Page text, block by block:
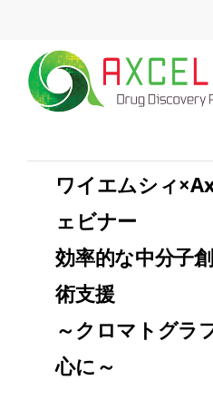
content
ニュース
採用情報
お問合せ
ワイエムシィ
ェビナー
効率的な中分子
術支援
～クロマトグラ
心に～